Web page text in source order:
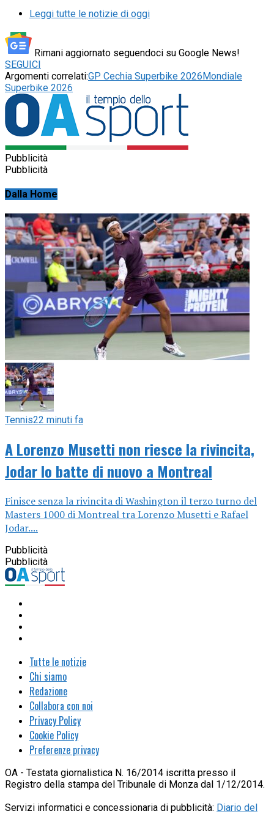
Leggi tutte le notizie di oggi
Rimani aggiornato seguendoci su Google News!
SEGUICI
Argomenti correlati:GP Cechia Superbike 2026 Mondiale
Superbike 2026
Pubblicità
Pubblicità
Dalla Home
Tennis22 minuti fa
A Lorenzo Musetti non riesce la rivincita,
Jodar lo batte di nuovo a Montreal
Finisce senza la rivincita di Washington il terzo turno del
Masters 1000 di Montreal tra Lorenzo Musetti e Rafael
Jodar....
Pubblicità
Pubblicità
Tutte le notizie
Chi siamo
Redazione
Collabora con noi
Privacy Policy
Cookie Policy
Preferenze privacy
OA - Testata giornalistica N. 16/2014 iscritta presso il
Registro della stampa del Tribunale di Monza dal 1/12/2014.
Servizi informatici e concessionaria di pubblicità: Diario del